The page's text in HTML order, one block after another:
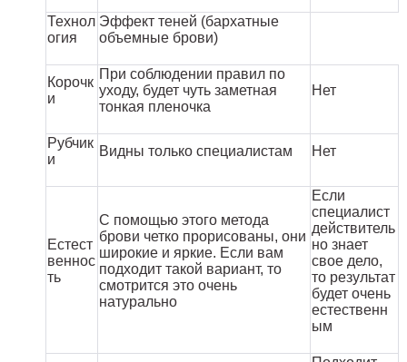
Технол
огия
Эффект теней (бархатные
объемные брови)
Корочк
и
При соблюдении правил по
уходу, будет чуть заметная
тонкая пленочка
Нет
Рубчик
и
Видны только специалистам Нет
Естест
веннос
ть
С помощью этого метода
брови четко прорисованы, они
широкие и яркие. Если вам
подходит такой вариант, то
смотрится это очень
натурально
Если
специалист
действитель
но знает
свое дело,
то результат
будет очень
естественн
ым